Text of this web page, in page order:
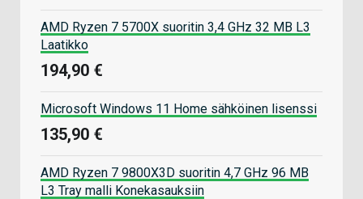
AMD Ryzen 7 5700X suoritin 3,4 GHz 32 MB L3
Laatikko
194,90 €
Microsoft Windows 11 Home sähköinen lisenssi
135,90 €
AMD Ryzen 7 9800X3D suoritin 4,7 GHz 96 MB
L3 Tray malli Konekasauksiin